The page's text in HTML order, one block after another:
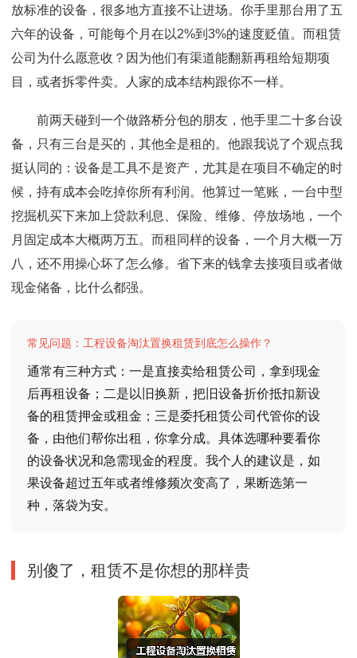
放标准的设备，很多地方直接不让进场。你手里那台用了五
六年的设备，可能每个月在以2%到3%的速度贬值。而租赁
公司为什么愿意收？因为他们有渠道能翻新再租给短期项
目，或者拆零件卖。人家的成本结构跟你不一样。
前两天碰到一个做路桥分包的朋友，他手里二十多台设
备，只有三台是买的，其他全是租的。他跟我说了个观点我
挺认同的：设备是工具不是资产，尤其是在项目不确定的时
候，持有成本会吃掉你所有利润。他算过一笔账，一台中型
挖掘机买下来加上贷款利息、保险、维修、停放场地，一个
月固定成本大概两万五。而租同样的设备，一个月大概一万
八，还不用操心坏了怎么修。省下来的钱拿去接项目或者做
现金储备，比什么都强。
常见问题：工程设备淘汰置换租赁到底怎么操作？
通常有三种方式：一是直接卖给租赁公司，拿到现金
后再租设备；二是以旧换新，把旧设备折价抵扣新设
备的租赁押金或租金；三是委托租赁公司代管你的设
备，由他们帮你出租，你拿分成。具体选哪种要看你
的设备状况和急需现金的程度。我个人的建议是，如
果设备超过五年或者维修频次变高了，果断选第一
种，落袋为安。
别傻了，租赁不是你想的那样贵